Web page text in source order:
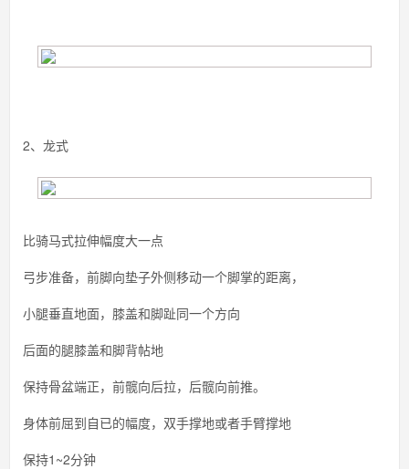
2、龙式
比骑马式拉伸幅度大一点
弓步准备，前脚向垫子外侧移动一个脚掌的距离，
小腿垂直地面，膝盖和脚趾同一个方向
后面的腿膝盖和脚背帖地
保持骨盆端正，前髋向后拉，后髋向前推。
身体前屈到自已的幅度，双手撑地或者手臂撑地
保持1~2分钟